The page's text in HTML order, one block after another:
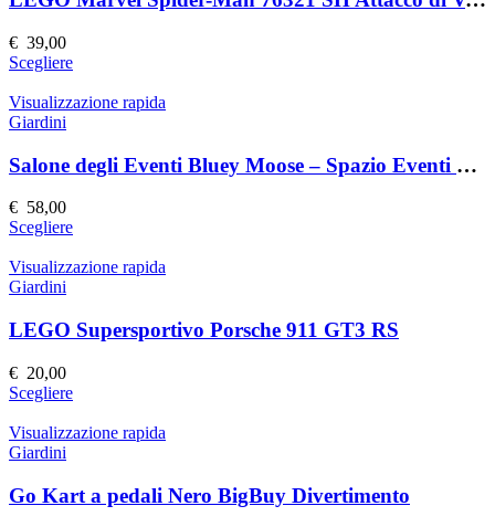
scelte
nella
pagina
prodotto
€ 39,00
ScegliereQuesto
ha
Le
opzioni
scelte
nella
pagina
prodotto
Visualizzazione rapida
Giardini
Salone degli Eventi Bluey Moose – Spazio Eventi Elegante e Versatile
€ 58,00
ScegliereQuesto
ha
Le
opzioni
scelte
nella
pagina
Visualizzazione rapida
Giardini
LEGO Supersportivo Porsche 911 GT3 RS
€ 20,00
ScegliereQuesto
ha
Le
opzioni
Visualizzazione rapida
Giardini
Go Kart a pedali Nero BigBuy Divertimento